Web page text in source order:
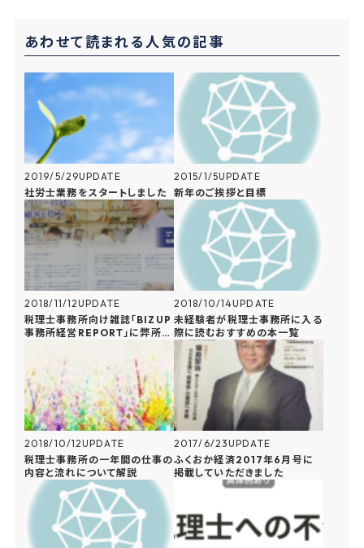
a
o
k
t
あわせて読まれる人気の記事
2019/5/29UPDATE
社労士業務をスタートしました
2015/1/5UPDATE
新年のご挨拶と目標
2018/11/12UPDATE
税理士事務所向け雑誌「BIZUP
事務所経営REPORT」に弊所の
2018/10/14UPDATE
未経験者が税理士事務所に入る
際に読むおすすめの本一覧
2018/10/12UPDATE
税理士事務所の一年間の仕事の
内容と流れについて解説
2017/6/23UPDATE
ふくおか経済2017年6月号に
掲載していただきました